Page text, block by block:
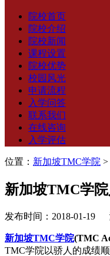
院校首页
院校介绍
院校新闻
课程设置
院校优势
校园风光
申请流程
入学问答
联系我们
在线咨询
入学评估
位置： 新加坡TMC学院 >
新加坡TMC学
发布时间：2018-01-19
新加坡TMC学院(TMC
TMC学院以骄人的成绩